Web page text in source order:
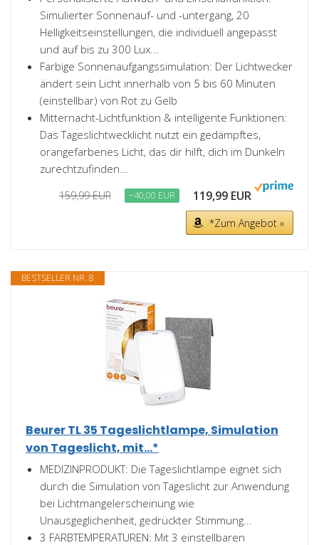
Simulierter Sonnenauf- und -untergang, 20
Helligkeitseinstellungen, die individuell angepasst
und auf bis zu 300 Lux...
Farbige Sonnenaufgangssimulation: Der Lichtwecker
ändert sein Licht innerhalb von 5 bis 60 Minuten
(einstellbar) von Rot zu Gelb
Mitternacht-Lichtfunktion & intelligente Funktionen:
Das Tageslichtwecklicht nutzt ein gedämpftes,
orangefarbenes Licht, das dir hilft, dich im Dunkeln
zurechtzufinden...
159,99 EUR −40,00 EUR 119,99 EUR
*Zum Angebot »
BESTSELLER NR. 8
Beurer TL 35 Tageslichtlampe, Simulation
von Tageslicht, mit...*
MEDIZINPRODUKT: Die Tageslichtlampe eignet sich
durch die Simulation von Tageslicht zur Anwendung
bei Lichtmangelerscheinung wie
Unausgeglichenheit, gedrückter Stimmung...
3 FARBTEMPERATUREN: Mit 3 einstellbaren